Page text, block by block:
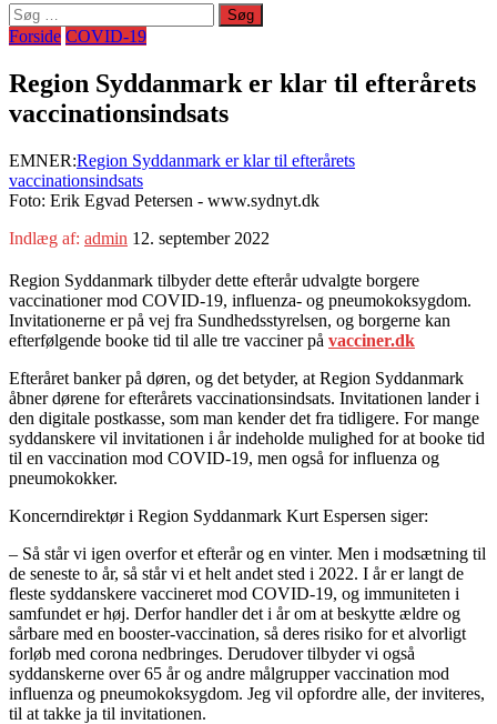
Søg
efter:
Forside COVID-19
Region Syddanmark er klar til efterårets
vaccinationsindsats
EMNER:Region Syddanmark er klar til efterårets
vaccinationsindsats
Foto: Erik Egvad Petersen - www.sydnyt.dk
Indlæg af: admin 12. september 2022
Region Syddanmark tilbyder dette efterår udvalgte borgere
vaccinationer mod COVID-19, influenza- og pneumokoksygdom.
Invitationerne er på vej fra Sundhedsstyrelsen, og borgerne kan
efterfølgende booke tid til alle tre vacciner på vacciner.dk
Efteråret banker på døren, og det betyder, at Region Syddanmark
åbner dørene for efterårets vaccinationsindsats. Invitationen lander i
den digitale postkasse, som man kender det fra tidligere. For mange
syddanskere vil invitationen i år indeholde mulighed for at booke tid
til en vaccination mod COVID-19, men også for influenza og
pneumokokker.
Koncerndirektør i Region Syddanmark Kurt Espersen siger:
– Så står vi igen overfor et efterår og en vinter. Men i modsætning til
de seneste to år, så står vi et helt andet sted i 2022. I år er langt de
fleste syddanskere vaccineret mod COVID-19, og immuniteten i
samfundet er høj. Derfor handler det i år om at beskytte ældre og
sårbare med en booster-vaccination, så deres risiko for et alvorligt
forløb med corona nedbringes. Derudover tilbyder vi også
syddanskerne over 65 år og andre målgrupper vaccination mod
influenza og pneumokoksygdom. Jeg vil opfordre alle, der inviteres,
til at takke ja til invitationen.